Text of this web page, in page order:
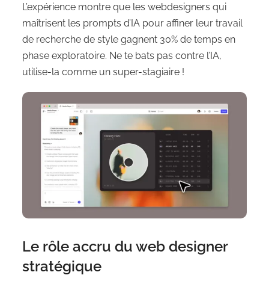
L’expérience montre que les webdesigners qui
maîtrisent les prompts d’IA pour affiner leur travail
de recherche de style gagnent 30% de temps en
phase exploratoire. Ne te bats pas contre l’IA,
utilise-la comme un super-stagiaire !
Le rôle accru du web designer
stratégique